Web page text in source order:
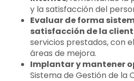
y la satisfacción del
Evaluar de forma
satisfacción de la
servicios prestados, con
áreas de mejora.
Implantar y mantener
Sistema de Gestión de la